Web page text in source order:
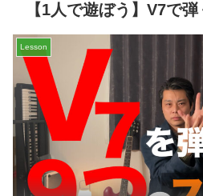
【1人で遊ぼう】V7で
Lesson